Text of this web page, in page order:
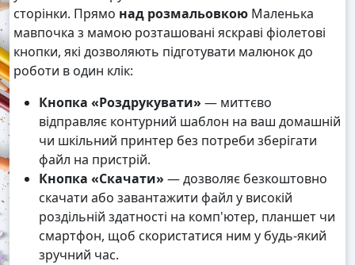
сторінки. Прямо над розмальовкою Маленька
мавпочка з мамою розташовані яскраві фіолетові
кнопки, які дозволяють підготувати малюнок до
роботи в один клік:
Кнопка «Роздрукувати» — миттєво
відправляє контурний шаблон на ваш домашній
чи шкільний принтер без потреби зберігати
файл на пристрій.
Кнопка «Скачати» — дозволяє безкоштовно
скачати або завантажити файл у високій
роздільній здатності на комп'ютер, планшет чи
смартфон, щоб скористатися ним у будь-який
зручний час.